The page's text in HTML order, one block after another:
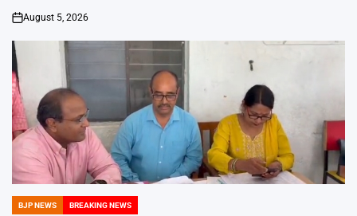
on
August 5, 2026
POSTED
BJP NEWS BREAKING NEWS